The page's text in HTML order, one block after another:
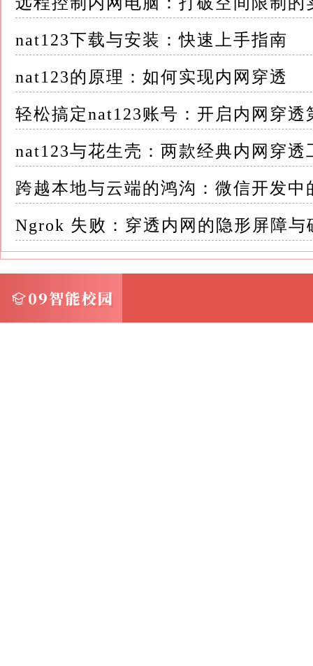
nat123下载与安装：快速上手指南
nat123的原理：如何实现内网穿透
轻松搞定nat123账号：开启内网穿透
nat123与花生壳：两款经典内网穿透
跨越本地与云端的鸿沟：微信开发
Ngrok 失败：穿透内网的隐形屏障与